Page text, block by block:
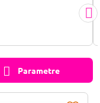
Parametre